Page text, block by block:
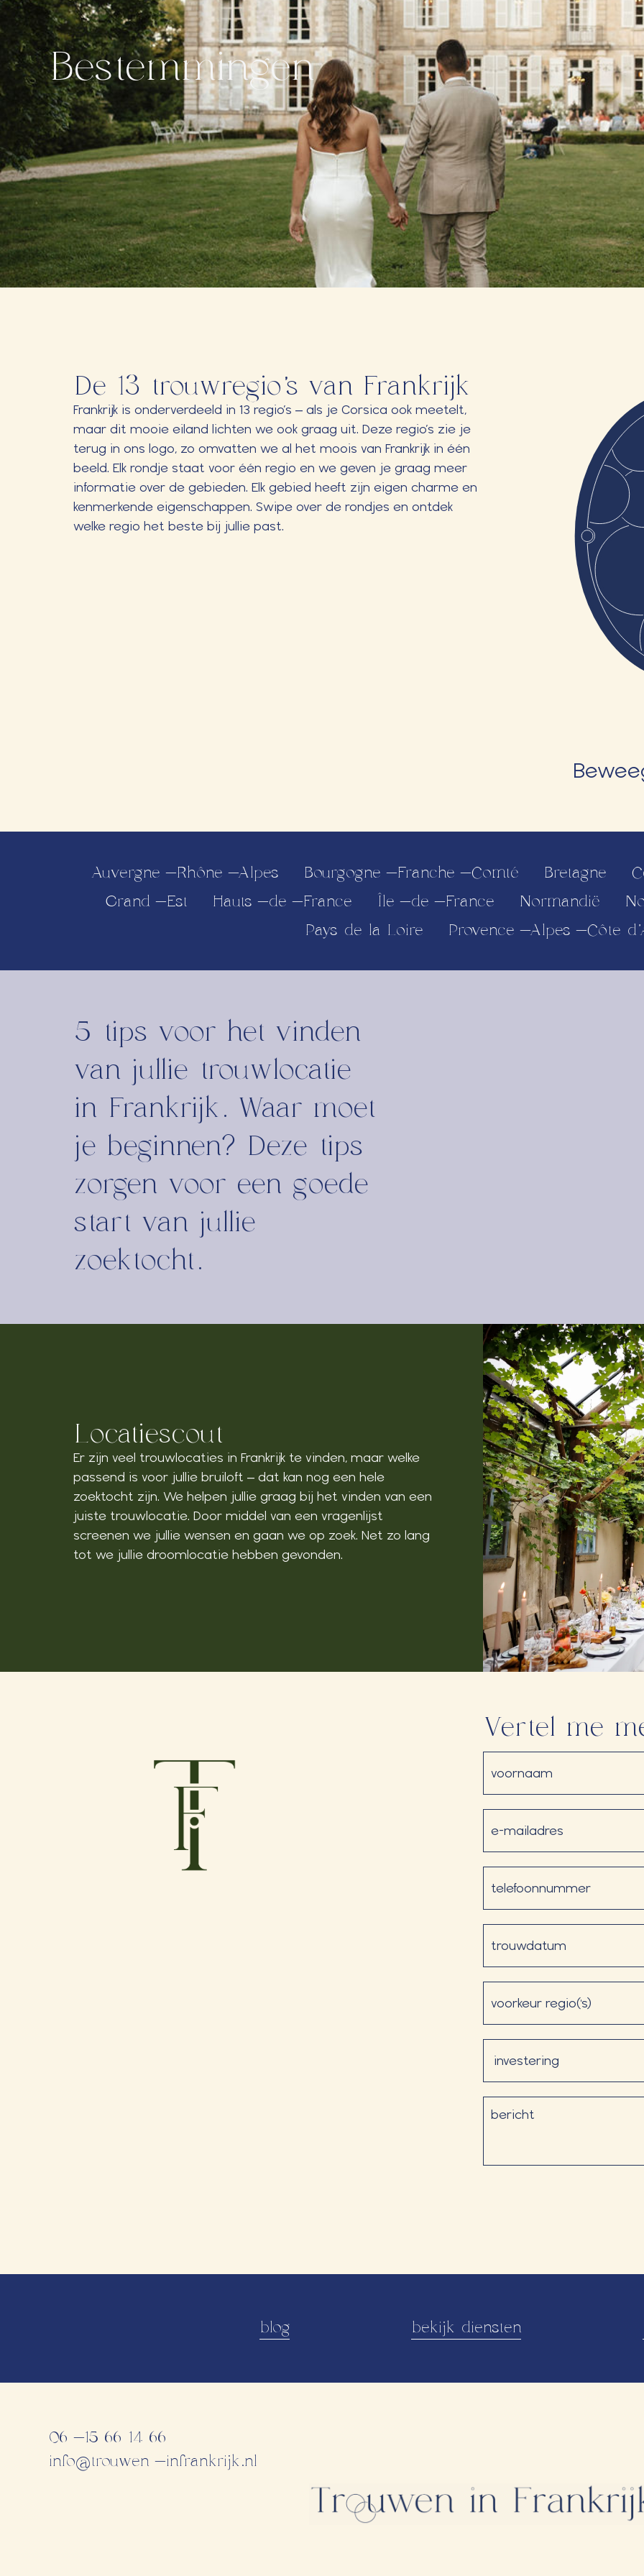
Bestemmingen
De 13 trouwregio's van Frankrijk
Frankrijk is onderverdeeld in 13 regio’s – als je Corsica ook meetelt,
maar dit mooie eiland lichten we ook graag uit. Deze regio’s zie je
terug in ons logo, zo omvatten we al het moois van Frankrijk in één
beeld. Elk rondje staat voor één regio en we geven je graag meer
informatie over de gebieden. Elk gebied heeft zijn eigen charme en
kenmerkende eigenschappen. Swipe over de rondjes en ontdek
welke regio het beste bij jullie past.
Auvergne-Rhône-Alpes Bourgogne-Franche-Comté Bretagne
Grand-Est
Hauts-de-France Île-de-France Normandië
Pays de la Loire
Provence-Alpes-Côte
5 tips voor het vinden
van jullie trouwlocatie
in Frankrijk. Waar moet
je beginnen? Deze tips
zorgen voor een goede
start van jullie
zoektocht.
Locatiescout
Er zijn veel trouwlocaties in Frankrijk te vinden, maar welke
passend is voor jullie bruiloft – dat kan nog een hele
zoektocht zijn. We helpen jullie graag bij het vinden van een
juiste trouwlocatie. Door middel van een vragenlijst
screenen we jullie wensen en gaan we op zoek. Net zo lang
tot we jullie droomlocatie hebben gevonden.
Vertel me
E-
mailadres(Vereist)
Telefoon(Vereist)
Datum
voorkeur
regio('s)
Investering(Vereist)
bericht
blog bekijk diensten
06-15 66 14 66
info@trouwen-infrankrijk.nl